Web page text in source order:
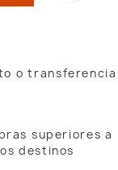
o transferencia
superiores a
destinos